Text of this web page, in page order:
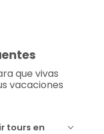
que vivas
vacaciones
tours en